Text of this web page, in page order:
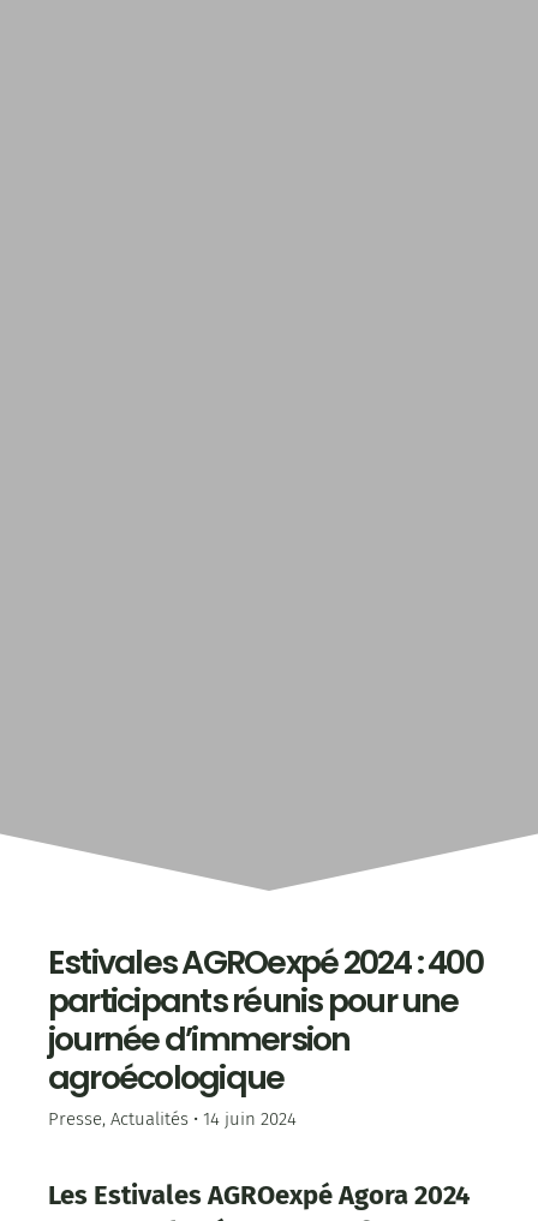
Estivales AGROexpé 2024 : 400
participants réunis pour une
journée d’immersion
agroécologique
Catégories
Presse, Actualités 14 juin 2024
Les Estivales AGROexpé Agora 2024